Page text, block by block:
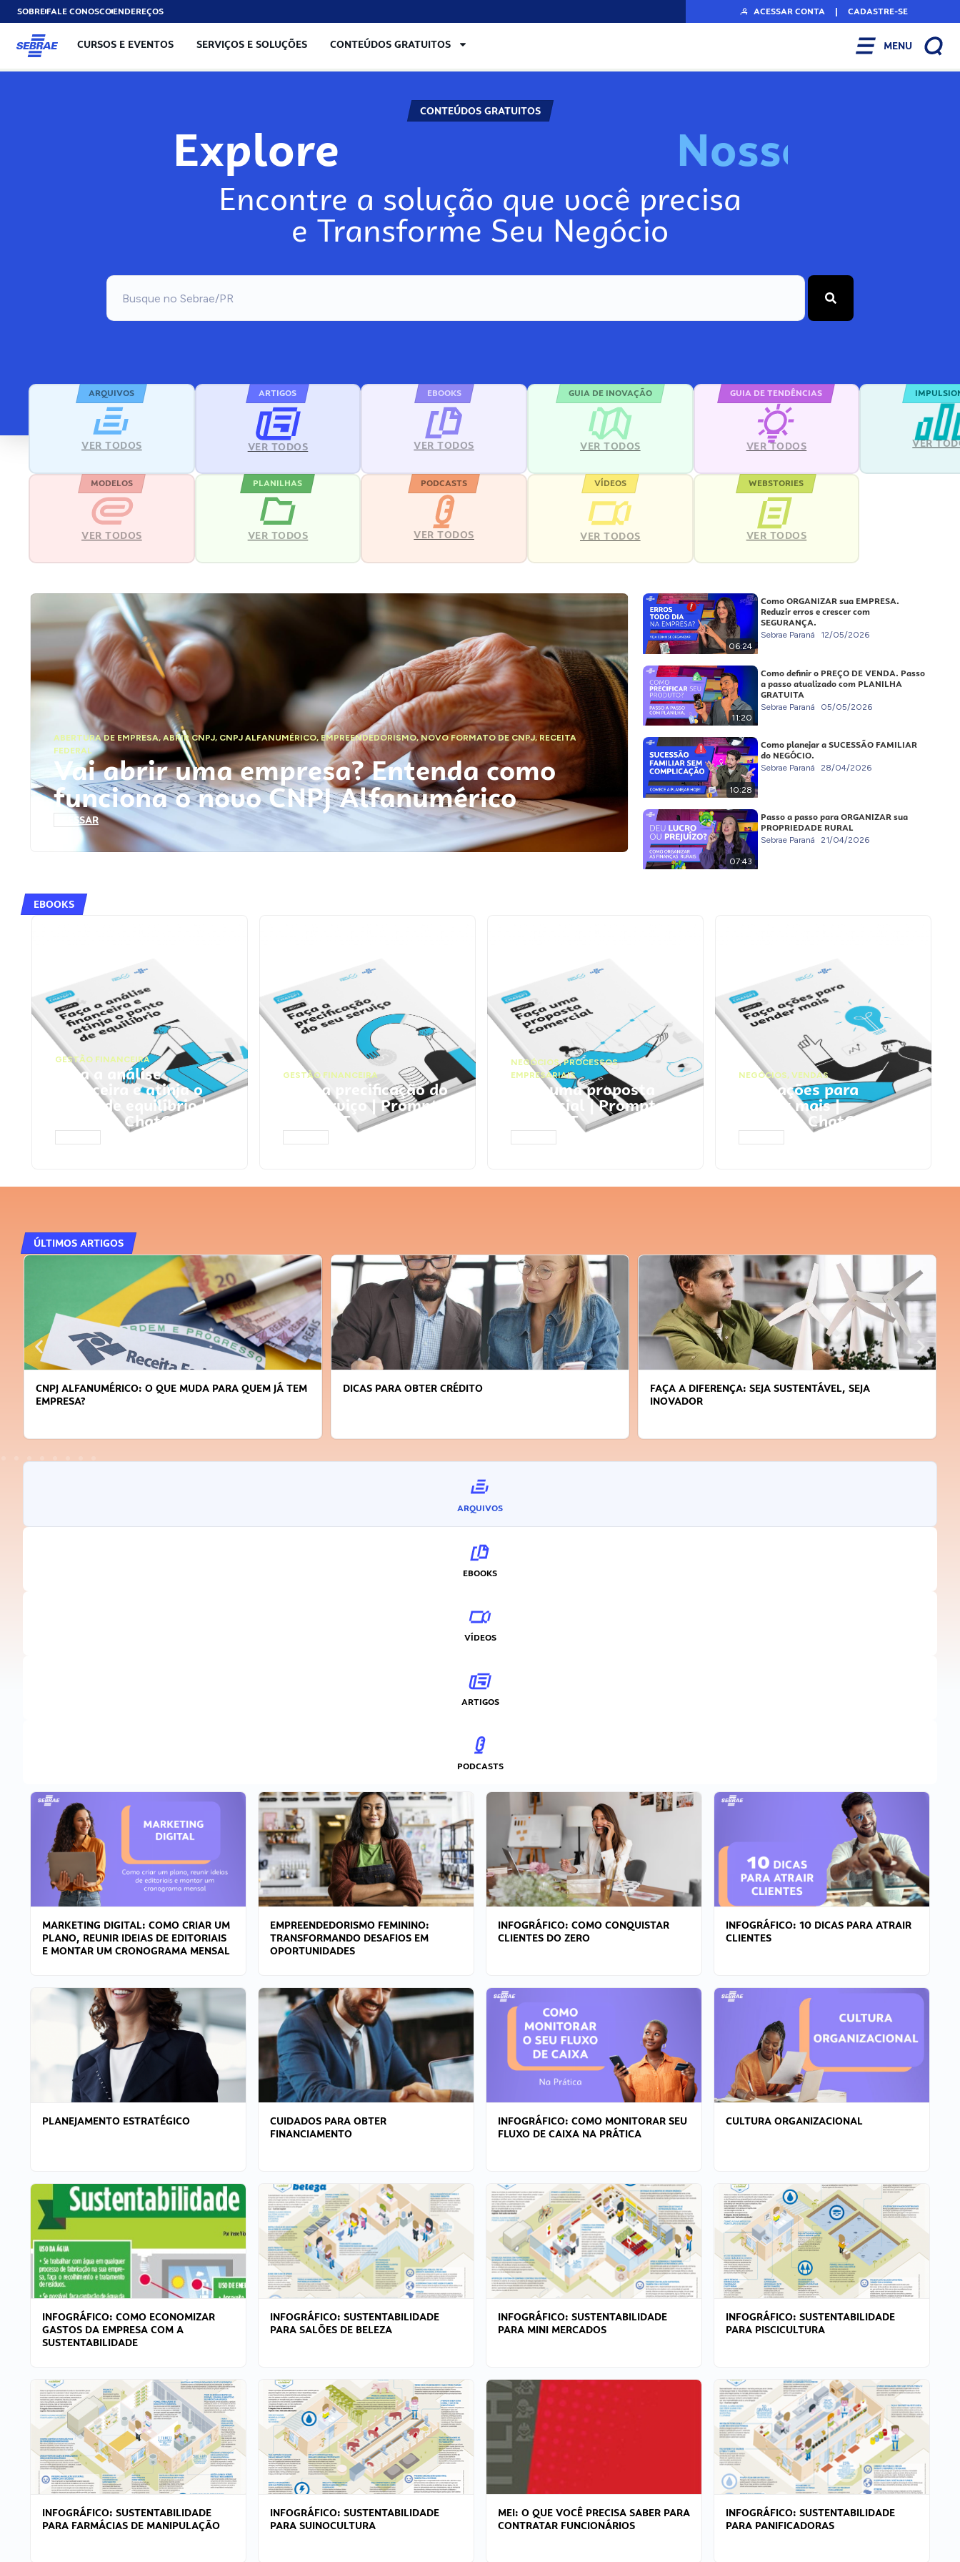
SOBREFALE CONOSCOENDEREÇOS ACESSAR CONTA | CADASTRE-SE
CURSOS E EVENTOS SERVIÇOS E SOLUÇÕES CONTEÚDOS GRATUITOS MENU
CONTEÚDOS GRATUITOS
Explore Nosso
Encontre a solução que você precisa
e Transforme Seu Negócio
ARQUIVOS
VER TODOS
ARTIGOS
VER TODOS
EBOOKS
VER TODOS
GUIA DE INOVAÇÃO
VER TODOS
GUIA DE TENDÊNCIAS
VER TODOS VER
MODELOS
VER TODOS
PLANILHAS
VER TODOS
PODCASTS
VER TODOS
VÍDEOS
VER TODOS
WEBSTORIES
VER TODOS
ABERTURA DE EMPRESA,ABRIR CNPJ, CNPJ ALFANUMÉRICO, EMPREENDEDORISMO,NOVO FORMATO DE CNPJ,RECEITA
FEDERAL
Vai abrir uma empresa? Entenda como
funciona o novo CNPJ Alfanumérico
ACESSAR
06:24
Como ORGANIZAR sua EMPRESA.
Reduzir erros e crescer com
SEGURANÇA.
Sebrae Paraná 12/05/2026
11:20
Como definir o PREÇO DE VENDA. Passo
a passo atualizado com PLANILHA
GRATUITA
Sebrae Paraná 05/05/2026
10:28
Como planejar a SUCESSÃO FAMILIAR
do NEGÓCIO.
Sebrae Paraná 28/04/2026
07:43
Passo a passo para ORGANIZAR sua
PROPRIEDADE RURAL
Sebrae Paraná 21/04/2026
EBOOKS
GESTÃO FINANCEIRA
Faça a análise
financeira e atinja o
ponto de equilíbrio |
Prompts ChatGPT
GESTÃO FINANCEIRA
Faça a precificação do
seu serviço | Prompts
ChatGPT
NEGÓCIOS,PROCESSOS
EMPRESARIAIS
Faça uma proposta
comercial | Prompts
ChatGPT
NEGÓCIOS, VENDAS
Faça ações para
vender mais |
Prompts ChatGPT
ÚLTIMOS ARTIGOS
CNPJ ALFANUMÉRICO: O QUE MUDA PARA QUEM JÁ TEM
EMPRESA?
DICAS PARA OBTER CRÉDITO
FAÇA A DIFERENÇA: SEJA SUSTENTÁVEL, SEJA
INOVADOR
ARQUIVOS
EBOOKS
VÍDEOS
ARTIGOS
PODCASTS
MARKETING DIGITAL: COMO CRIAR UM
PLANO, REUNIR IDEIAS DE EDITORIAIS
E MONTAR UM CRONOGRAMA MENSAL
EMPREENDEDORISMO FEMININO:
TRANSFORMANDO DESAFIOS EM
OPORTUNIDADES
INFOGRÁFICO: COMO CONQUISTAR
CLIENTES DO ZERO
INFOGRÁFICO: 10 DICAS PARA ATRAIR
CLIENTES
PLANEJAMENTO ESTRATÉGICO
CUIDADOS PARA OBTER
FINANCIAMENTO
INFOGRÁFICO: COMO MONITORAR SEU
FLUXO DE CAIXA NA PRÁTICA
CULTURA ORGANIZACIONAL
INFOGRÁFICO: COMO ECONOMIZAR
GASTOS DA EMPRESA COM A
SUSTENTABILIDADE
INFOGRÁFICO: SUSTENTABILIDADE
PARA SALÕES DE BELEZA
INFOGRÁFICO: SUSTENTABILIDADE
PARA MINI MERCADOS
INFOGRÁFICO: SUSTENTABILIDADE
PARA PISCICULTURA
INFOGRÁFICO: SUSTENTABILIDADE
PARA FARMÁCIAS DE MANIPULAÇÃO
INFOGRÁFICO: SUSTENTABILIDADE
PARA SUINOCULTURA
MEI: O QUE VOCÊ PRECISA SABER PARA
CONTRATAR FUNCIONÁRIOS
INFOGRÁFICO: SUSTENTABILIDADE
PARA PANIFICADORAS